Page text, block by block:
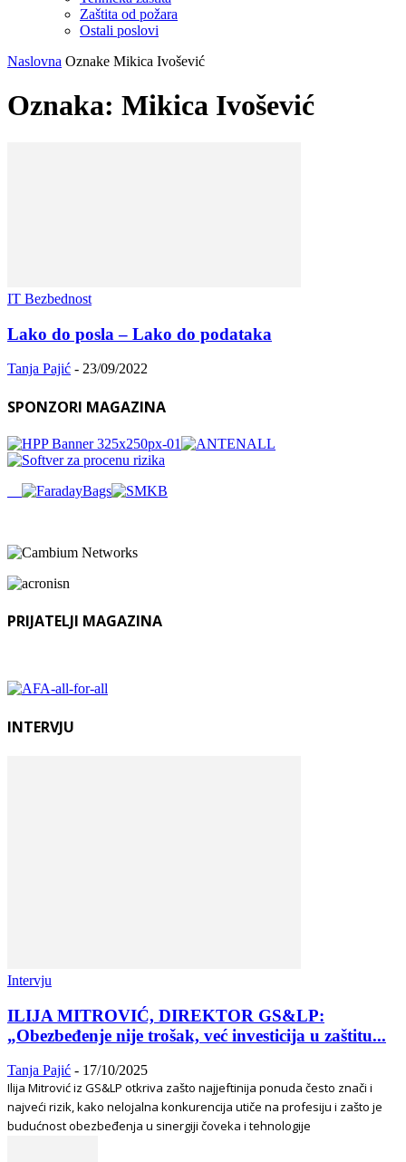
Zaštita od požara
Ostali poslovi
Naslovna Oznake Mikica Ivošević
Oznaka: Mikica Ivošević
IT Bezbednost
Lako do posla – Lako do podataka
Tanja Pajić - 23/09/2022
SPONZORI MAGAZINA
PRIJATELJI MAGAZINA
INTERVJU
Intervju
ILIJA MITROVIĆ, DIREKTOR GS&LP:
„Obezbeđenje nije trošak, već investicija u zaštitu...
Tanja Pajić - 17/10/2025
Ilija Mitrović iz GS&LP otkriva zašto najjeftinija ponuda često znači i
najveći rizik, kako nelojalna konkurencija utiče na profesiju i zašto je
budućnost obezbeđenja u sinergiji čoveka i tehnologije